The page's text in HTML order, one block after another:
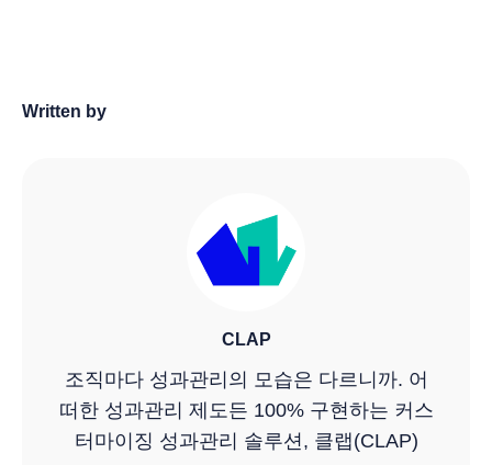
Written by
CLAP
조직마다 성과관리의 모습은 다르니까. 어
떠한 성과관리 제도든 100% 구현하는 커스
터마이징 성과관리 솔루션, 클랩(CLAP)